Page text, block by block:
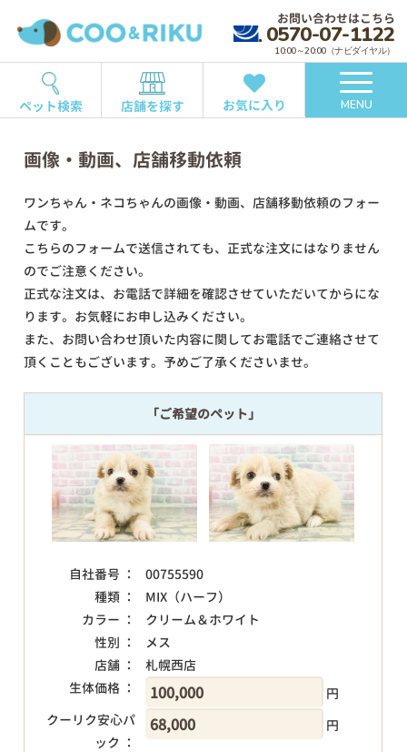
お問い合わせはこちら
0570-07-1122
10:00～20:00（ナビダイヤル）
ペット検索 店舗を探す お気に入り MENU
画像・動画、店舗移動依頼
ワンちゃん・ネコちゃんの画像・動画、店舗移動依頼のフォー
ムです。
こちらのフォームで送信されても、正式な注文にはなりません
のでご注意ください。
正式な注文は、お電話で詳細を確認させていただいてからにな
ります。お気軽にお申し込みください。
また、お問い合わせ頂いた内容に関してお電話でご連絡させて
頂くこともございます。予めご了承くださいませ。
「ご希望のペット」
自社番号 ：
00755590
種類 ：
MIX（ハーフ）
カラー ：
クリーム＆ホワイト
性別 ：
メス
店舗 ：
札幌西店
生体価格 ：
円
クーリク安心パ
ック ：
円